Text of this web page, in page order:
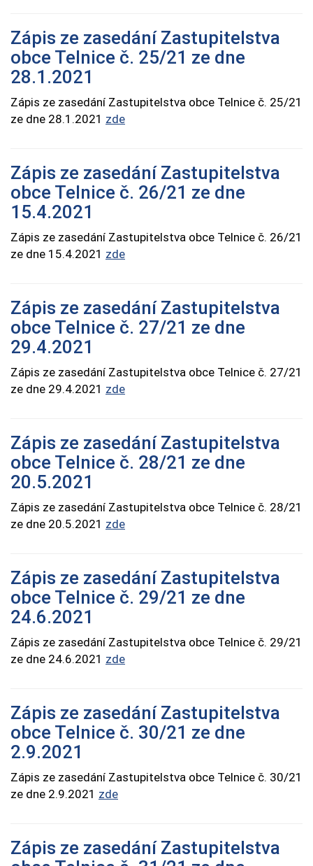
Zápis ze zasedání Zastupitelstva
obce Telnice č. 25/21 ze dne
28.1.2021
Zápis ze zasedání Zastupitelstva obce Telnice č. 25/21
ze dne 28.1.2021 zde
Zápis ze zasedání Zastupitelstva
obce Telnice č. 26/21 ze dne
15.4.2021
Zápis ze zasedání Zastupitelstva obce Telnice č. 26/21
ze dne 15.4.2021 zde
Zápis ze zasedání Zastupitelstva
obce Telnice č. 27/21 ze dne
29.4.2021
Zápis ze zasedání Zastupitelstva obce Telnice č. 27/21
ze dne 29.4.2021 zde
Zápis ze zasedání Zastupitelstva
obce Telnice č. 28/21 ze dne
20.5.2021
Zápis ze zasedání Zastupitelstva obce Telnice č. 28/21
ze dne 20.5.2021 zde
Zápis ze zasedání Zastupitelstva
obce Telnice č. 29/21 ze dne
24.6.2021
Zápis ze zasedání Zastupitelstva obce Telnice č. 29/21
ze dne 24.6.2021 zde
Zápis ze zasedání Zastupitelstva
obce Telnice č. 30/21 ze dne
2.9.2021
Zápis ze zasedání Zastupitelstva obce Telnice č. 30/21
ze dne 2.9.2021 zde
Zápis ze zasedání Zastupitelstva